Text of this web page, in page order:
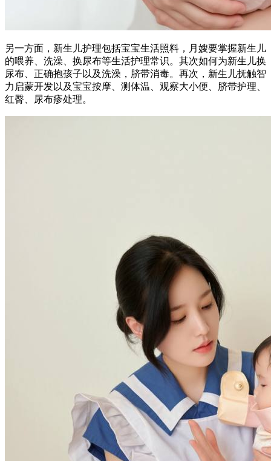
另一方面，新生儿护理包括宝宝生活照料，月嫂要掌握新生儿
的喂养、洗澡、换尿布等生活护理常识。其次如何为新生儿换
尿布、正确抱孩子以及洗澡，脐带消毒。再次，新生儿抚触智
力启蒙开发以及宝宝按摩、测体温、观察大小便、脐带护理、
红臀、尿布疹处理。